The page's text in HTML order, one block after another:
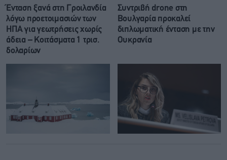
Ένταση ξανά στη Γροιλανδία
λόγω προετοιμασιών των
ΗΠΑ για γεωτρήσεις χωρίς
άδεια – Κοιτάσματα 1 τρισ.
δολαρίων
Συντριβή drone στη
Βουλγαρία προκαλεί
διπλωματική ένταση με την
Ουκρανία